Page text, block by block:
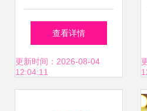
鞋代工厂 成功=莆
田人+时代机遇 鞋
查看详情
更新时间：2026-08-04
12:04:11